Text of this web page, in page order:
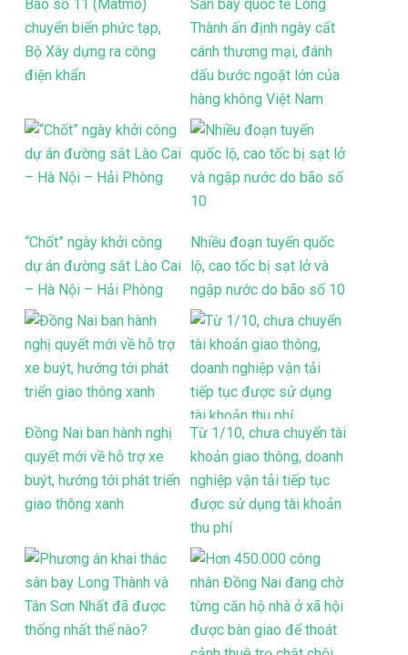
Bão số 11 (Matmo)
chuyển biến phức tạp,
Bộ Xây dựng ra công
điện khẩn
Sân bay quốc tế Long
Thành ấn định ngày cất
cánh thương mại, đánh
dấu bước ngoặt lớn của
hàng không Việt Nam
“Chốt” ngày khởi công
dự án đường sắt Lào Cai
– Hà Nội – Hải Phòng
Nhiều đoạn tuyến quốc
lộ, cao tốc bị sạt lở và
ngập nước do bão số 10
Đồng Nai ban hành nghị
quyết mới về hỗ trợ xe
buýt, hướng tới phát triển
giao thông xanh
Từ 1/10, chưa chuyển tài
khoản giao thông, doanh
nghiệp vận tải tiếp tục
được sử dụng tài khoản
thu phí